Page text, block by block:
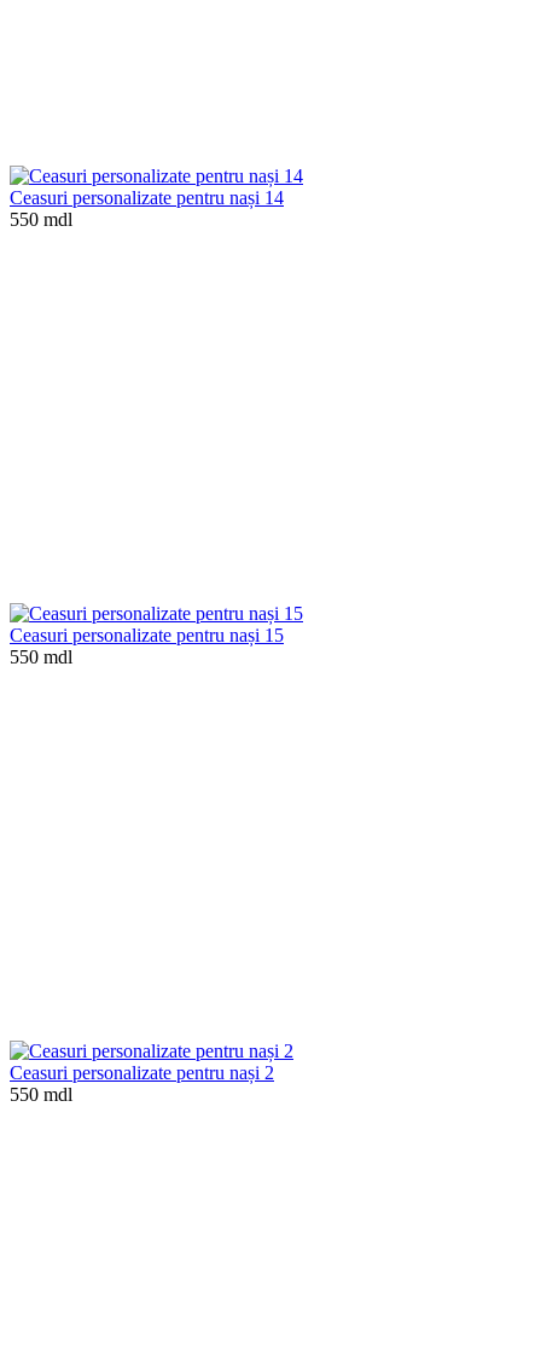
Ceasuri personalizate pentru nași 14
550 mdl
Ceasuri personalizate pentru nași 15
550 mdl
Ceasuri personalizate pentru nași 2
550 mdl